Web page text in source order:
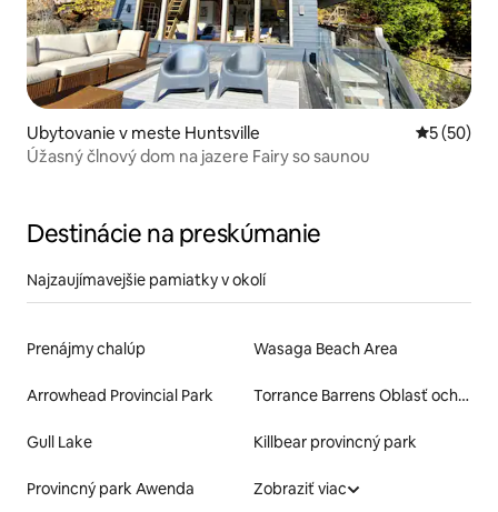
Ubytovanie v meste Huntsville
5 (50)
Úžasný člnový dom na jazere Fairy so saunou
Destinácie na preskúmanie
Najzaujímavejšie pamiatky v okolí
Prenájmy chalúp Wasaga Beach Area
Arrowhead Provincial Park Torrance Barrens Oblasť ochrany tmavej oblohy
Gull Lake Killbear provincný park
Provincný park Awenda Zobraziť viac